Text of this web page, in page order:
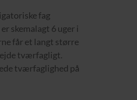
fag
skemalagt 6 uger i
får et langt større
tværfagligt.
tværfaglighed på